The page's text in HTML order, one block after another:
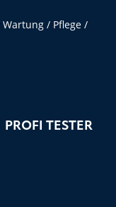
/ Pflege /
PROFI TESTER